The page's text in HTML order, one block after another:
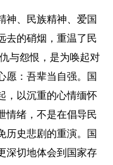
神、民族精神、爱国
去的硝烟，重温了民
与怨恨，是为唤起对
愿：吾辈当自强。国
，以沉重的心情缅怀
情绪，不是在倡导民
历史悲剧的重演。国
深切地体会到国家存